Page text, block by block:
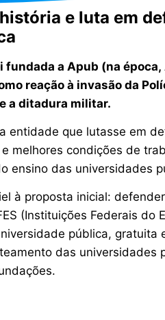
e luta em
fundada a Apub (na
reação à invasão da
a ditadura militar.
entidade que lutasse em
melhores condições de
ensino das universidades
à proposta inicial:
(Instituições Federais do
pública, gratuita
das universidades